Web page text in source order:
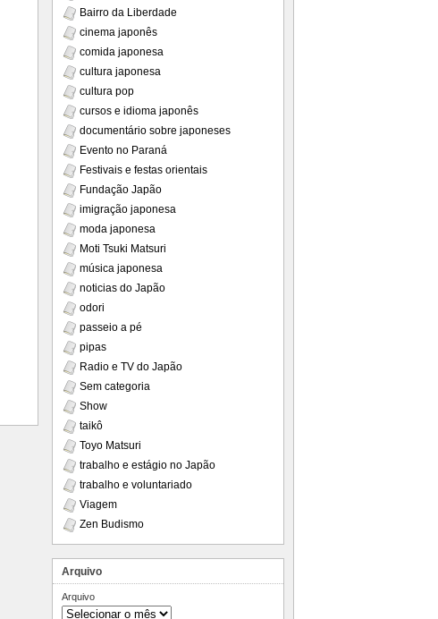
Bairro da Liberdade
cinema japonês
comida japonesa
cultura japonesa
cultura pop
cursos e idioma japonês
documentário sobre japoneses
Evento no Paraná
Festivais e festas orientais
Fundação Japão
imigração japonesa
moda japonesa
Moti Tsuki Matsuri
música japonesa
noticias do Japão
odori
passeio a pé
pipas
Radio e TV do Japão
Sem categoria
Show
taikô
Toyo Matsuri
trabalho e estágio no Japão
trabalho e voluntariado
Viagem
Zen Budismo
Arquivo
Arquivo